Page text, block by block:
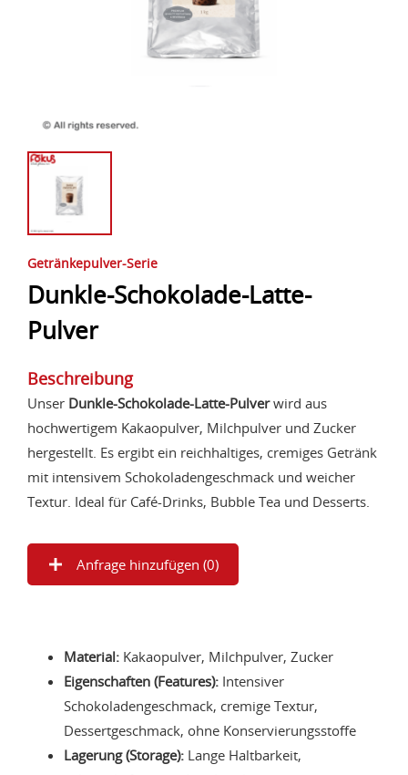
Getränkepulver-Serie
Dunkle-Schokolade-Latte-
Pulver
Beschreibung
Unser Dunkle-Schokolade-Latte-Pulverwird aus
hochwertigem Kakaopulver, Milchpulver und Zucker
hergestellt. Es ergibt ein reichhaltiges, cremiges Getränk
mit intensivem Schokoladengeschmack und weicher
Textur. Ideal für Café-Drinks, Bubble Tea und Desserts.
Anfrage hinzufügen (0)
Material: Kakaopulver, Milchpulver, Zucker
Eigenschaften (Features): Intensiver
Schokoladengeschmack, cremige Textur,
Dessertgeschmack, ohne Konservierungsstoffe
Lagerung (Storage): Lange Haltbarkeit,